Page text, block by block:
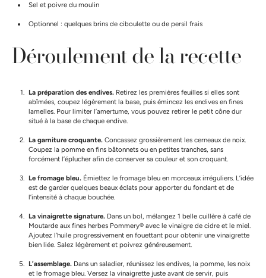
Sel et poivre du moulin
Optionnel : quelques brins de ciboulette ou de persil frais
Déroulement de la recette
La préparation des endives. Retirez les premières feuilles si elles sont
abîmées, coupez légèrement la base, puis émincez les endives en fines
lamelles. Pour limiter l’amertume, vous pouvez retirer le petit cône dur
situé à la base de chaque endive.
La garniture croquante. Concassez grossièrement les cerneaux de noix.
Coupez la pomme en fins bâtonnets ou en petites tranches, sans
forcément l’éplucher afin de conserver sa couleur et son croquant.
Le fromage bleu. Émiettez le fromage bleu en morceaux irréguliers. L’idée
est de garder quelques beaux éclats pour apporter du fondant et de
l’intensité à chaque bouchée.
La vinaigrette signature. Dans un bol, mélangez 1 belle cuillère à café de
Moutarde aux fines herbes Pommery® avec le vinaigre de cidre et le miel.
Ajoutez l’huile progressivement en fouettant pour obtenir une vinaigrette
bien liée. Salez légèrement et poivrez généreusement.
L’assemblage. Dans un saladier, réunissez les endives, la pomme, les noix
et le fromage bleu. Versez la vinaigrette juste avant de servir, puis